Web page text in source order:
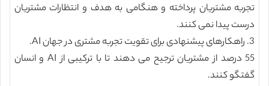
تجربه مشتریان پرداخته و هنگامی به هدف و انتظارات مشتریان
درست پیدا نمی کنند.
3. راهکارهای پیشنهادی برای تقویت تجربه مشتری در جهان AI.
55 درصد از مشتریان ترجیح می دهند تا با ترکیبی از AI و انسان
گفتگو کنند.